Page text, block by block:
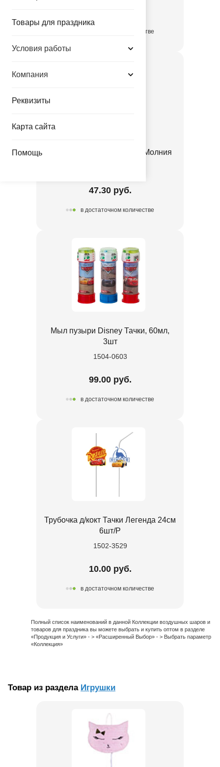
Товары для праздника
Условия работы
Компания
Реквизиты
Карта сайта
Помощь
в достаточном количестве
К ФИГУРА Тачки Машина Молния
47.30 руб.
в достаточном количестве
Мыл пузыри Disney Тачки, 60мл,
3шт
1504-0603
99.00 руб.
в достаточном количестве
Трубочка д/кокт Тачки Легенда 24см
6шт/Р
1502-3529
10.00 руб.
в достаточном количестве
Полный список наименований в данной Коллекции воздушных шаров и
товаров для праздника вы можете выбрать и купить оптом в разделе
«Продукция и Услуги» - > «Расширенный Выбор» - > Выбрать параметр
«Коллекция»
Товар из раздела Игрушки